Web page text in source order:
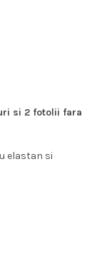
si 2 fotolii fara
elastan si